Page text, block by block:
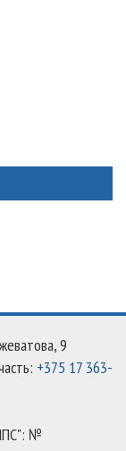
9
+375 17 363-
№